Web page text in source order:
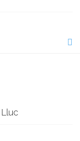
Lluc